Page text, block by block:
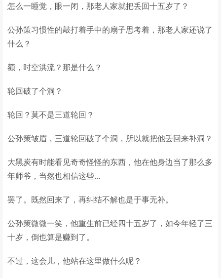
怎么一睡觉，眼一闭，那老人家就把丢回十五岁了？
公孙策习惯性的敲打着手中的扇子思考着，那老人家还说了
什么？
额，时空洪流？那是什么？
轮回破了个洞？
轮回？莫不是三道轮回？
公孙策皱眉，三道轮回破了个洞，所以就把他丢回来补洞？
大黑炭有时能看见奇奇怪怪的东西，他在他身边当了那么多
年师爷，当然也相信这些...
罢了。既然回来了，再纠结不解也是于事无补。
公孙策微微一笑，他重生前已经四十五岁了，如今年轻了三
十岁，倒也算是赚到了。
不过，这会儿，他站在这里做什么呢？